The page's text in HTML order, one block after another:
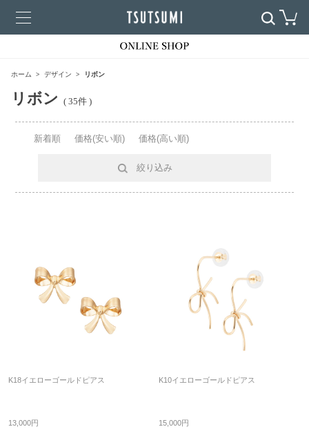
ホーム デザイン リボン
リボン ( 35件 )
新着順 価格(安い順) 価格(高い順)
絞り込み
K18イエローゴールドピアス
13,000円
K10イエローゴールドピアス
15,000円